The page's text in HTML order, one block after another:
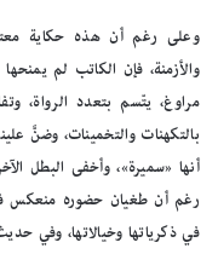
وعلى رغم أن هذه حكاية
والأزمنة، فإن الكاتب لم
مراوغ، يتّسم بتعدد الرواة،
بالتكهنات والتخمينات، وضنَّ
أنها «سميرة»، وأخفى البطل
رغم أن طغيان حضوره منعكس في
في ذكرياتها وخيالاتها، وفي